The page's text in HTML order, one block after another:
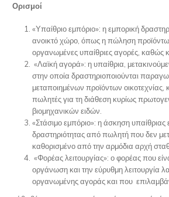
Ορισμοί
«Υπαίθριο εμπόριο»: η εμπορική
ανοικτό χώρο, όπως η πώληση
οργανωμένες υπαίθριες αγορές, καθώς
«Λαϊκή αγορά»: η υπαίθρια,
στην οποία δραστηριοποιούνται
μεταποιημένων προϊόντων οικοτεχνίας,
πωλητές για τη διάθεση κυρίως
βιομηχανικών ειδών.
«Στάσιμο εμπόριο»: η άσκηση υπαίθριας
δραστηριότητας από πωλητή που δεν
καθορισμένο από την αρμόδια αρχή
«Φορέας λειτουργίας»: ο φορέας που
οργάνωση και την εύρυθμη λειτουργία
οργανωμένης αγοράς και που